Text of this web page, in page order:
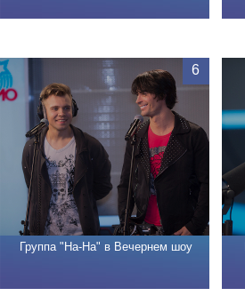
Группа "На-На" в Вечернем шоу
6